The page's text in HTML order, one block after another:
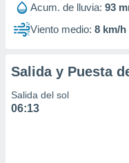
1199
Acum. de lluvia: 93
Viento medio: 8 km/h
Salida y Puesta
Salida del sol
06:13